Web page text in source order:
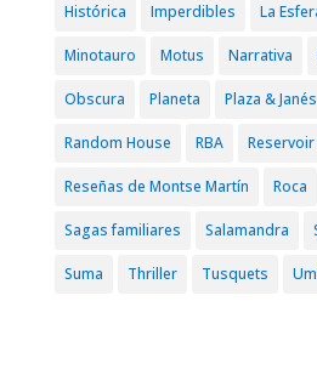
Histórica Imperdibles La
Minotauro Motus Narrativa
Obscura Planeta Plaza & Janés
Random House RBA
Reseñas de Montse Martín Roca
Sagas familiares Salamandra
Suma Thriller Tusquets